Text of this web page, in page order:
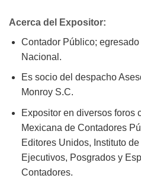
Acerca del Expositor:
Contador Público;
Nacional.
Es socio del despacho
Monroy S.C.
Expositor en diversos foros
Mexicana de Contadores
Editores Unidos, Instituto
Ejecutivos, Posgrados y
Contadores.